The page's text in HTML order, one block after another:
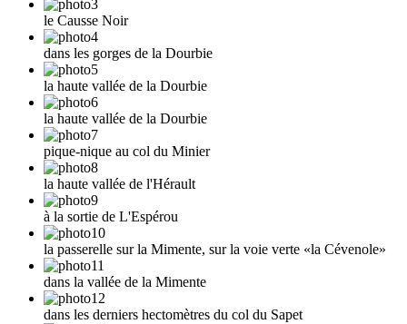
le Causse Noir
dans les gorges de la Dourbie
la haute vallée de la Dourbie
la haute vallée de la Dourbie
pique-nique au col du Minier
la haute vallée de l'Hérault
à la sortie de L'Espérou
la passerelle sur la Mimente, sur la voie verte «la Cévenole»
dans la vallée de la Mimente
dans les derniers hectomètres du col du Sapet